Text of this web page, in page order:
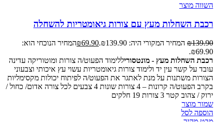
השווה מוצר
רכבת השחלות מעץ עם צורות גיאומטריות להשחלה
₪139.90 המחיר המקורי היה: ₪139.90. ₪69.90
המחיר הנוכחי הוא:
₪69.90.
רכבת השחלות מעץ - מונטסוריללימוד הפעוט/ה צורות ומוטוריקה עדינה
עובד על קשר עין יד ולימוד צורות גיאומטריות עשוי עץ איכותי וצבעוני
הצורות משתנות על מנת לאתגר את הפעוט/ה לפיתוח יכולות מקסימליות
בקרב הפעוט/ה קרונות – 4 צורות שונות 4 צבעים לכל צורה אדום/ כחול /
ירוק / צהוב קטר 3 צורות 19 חלקים
שמור מוצר
הוספה לסל